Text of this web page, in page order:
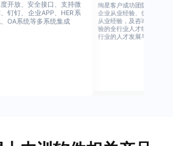
开放、安全接口、支持微
钉钉、企业APP、HER系
OA系统等多系统集成
绚星客户成功团队，由有多
企业从业经验、优秀培训机
从业经验，及咨询公司从业
验的全行业人才组成，涉猎
行业的人才发展与培养模块